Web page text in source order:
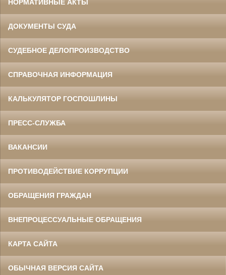
НОРМАТИВНЫЕ АКТЫ
ДОКУМЕНТЫ СУДА
СУДЕБНОЕ ДЕЛОПРОИЗВОДСТВО
СПРАВОЧНАЯ ИНФОРМАЦИЯ
КАЛЬКУЛЯТОР ГОСПОШЛИНЫ
ПРЕСС-СЛУЖБА
ВАКАНСИИ
ПРОТИВОДЕЙСТВИЕ КОРРУПЦИИ
ОБРАЩЕНИЯ ГРАЖДАН
ВНЕПРОЦЕССУАЛЬНЫЕ ОБРАЩЕНИЯ
КАРТА САЙТА
ОБЫЧНАЯ ВЕРСИЯ САЙТА